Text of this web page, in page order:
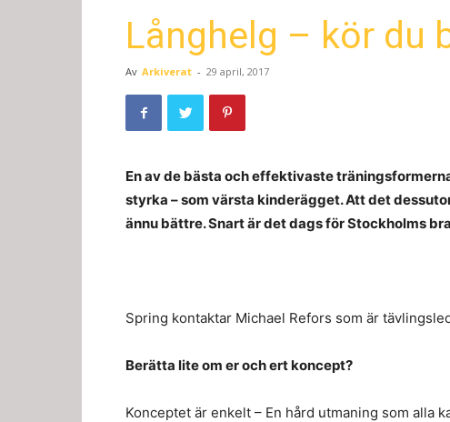
Långhelg – kör du
Av Arkiverat - 29 april, 2017
En av de bästa och effektivaste
styrka – som värsta kinderägget. Att det
ännu bättre. Snart är det dags för Stockholms
Spring kontaktar Michael Refors som är
Berätta lite om er och ert koncept?
Konceptet är enkelt – En hård utmaning som alla